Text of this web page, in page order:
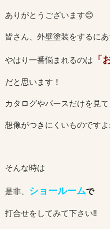
ありがとうございます😊
皆さん、外壁塗装をするにあ
やはり一番悩まれるのは 「
だと思います！
カタログやパースだけを見て
想像がつきにくいものです
そんな時は
是非、 ショールームで
打合せをしてみて下さい‼